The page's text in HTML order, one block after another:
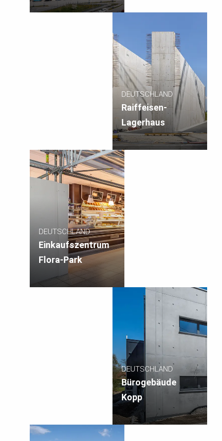
DEUTSCHLAND
Raiffeisen-
Lagerhaus
DEUTSCHLAND
Einkaufszentrum
Flora-Park
DEUTSCHLAND
Bürogebäude
Kopp